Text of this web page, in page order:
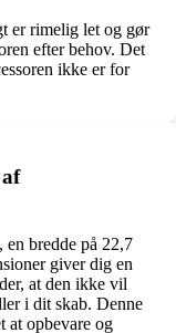
er rimelig let og gør
efter behov. Det
ikke er for
en bredde på 22,7
giver dig en
at den ikke vil
i dit skab. Denne
at opbevare og